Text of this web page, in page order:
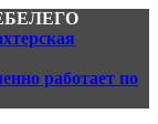
работает по